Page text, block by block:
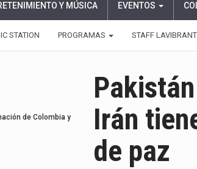
Y MÚSICA EVENTOS
STATION PROGRAMAS STAFF
Irán
de paz
de Colombia y